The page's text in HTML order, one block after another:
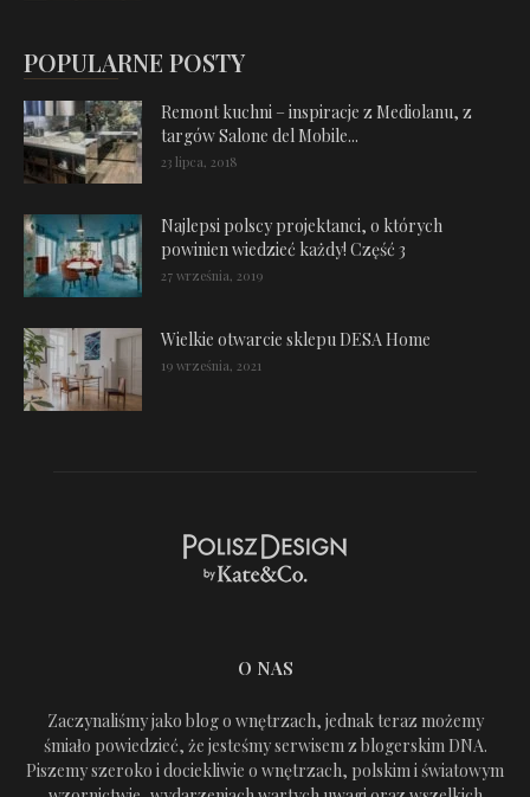
POPULARNE POSTY
Remont kuchni – inspiracje z Mediolanu, z
targów Salone del Mobile...
23 lipca, 2018
Najlepsi polscy projektanci, o których
powinien wiedzieć każdy! Część 3
27 września, 2019
Wielkie otwarcie sklepu DESA Home
19 września, 2021
O NAS
Zaczynaliśmy jako blog o wnętrzach, jednak teraz możemy
śmiało powiedzieć, że jesteśmy serwisem z blogerskim DNA.
Piszemy szeroko i dociekliwie o wnętrzach, polskim i światowym